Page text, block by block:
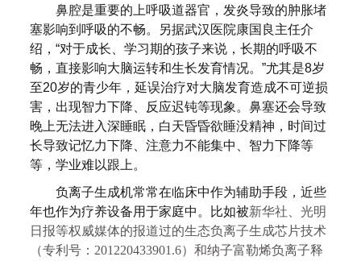
鼻腔是重要的上呼吸道器官，发炎导致的肿胀堵
塞影响到呼吸的不畅。另据武汉医院康国良主任介
绍，“对于成长、学习期的孩子来说，长期的呼吸不
畅，直接影响大脑运转和生长发育情况。”尤其是8岁
至20岁的青少年，延误治疗对大脑发育造成不可逆损
害，出现智力下降、反应迟钝等现象。鼻塞还会导致
晚上无法进入深睡眠，白天昏昏欲睡没精神，时间过
长导致记忆力下降、注意力不能集中、智力下降等
等，学业难以跟上。
负离子生成机常常在临床中作为辅助手段，近些
年也作为疗养设备用于家庭中。比如被新华社、光明
日报等权威媒体的报道过的生态负离子生成芯片技术
（专利号： 201220433901.6）和纳子富勒烯负离子释